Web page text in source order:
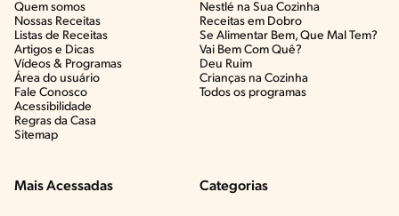
Quem somos
Nossas Receitas
Listas de Receitas​
Artigos e Dicas​
Vídeos & Programas​
Área do usuário
Fale Conosco
Acessibilidade
Regras da Casa
Sitemap
Nestlé na Sua Cozinha
Receitas em Dobro
Se Alimentar Bem, Que Mal Tem?​
Vai Bem Com Quê?​
Deu Ruim​
Crianças na Cozinha​
Todos os programas
Mais Acessadas Categorias